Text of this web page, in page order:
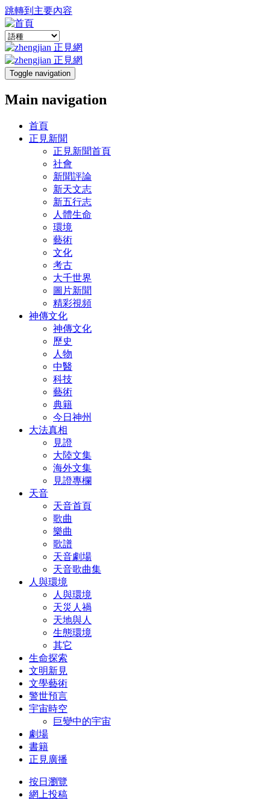
跳轉到主要內容
Toggle navigation
Main navigation
首頁
正見新聞
正見新聞首頁
社會
新聞評論
新天文志
新五行志
人體生命
環境
藝術
文化
考古
大千世界
圖片新聞
精彩視頻
神傳文化
神傳文化
歷史
人物
中醫
科技
藝術
典籍
今日神州
大法真相
見證
大陸文集
海外文集
見證專欄
天音
天音首頁
歌曲
樂曲
歌譜
天音劇場
天音歌曲集
人與環境
人與環境
天災人禍
天地與人
生態環境
其它
生命探索
文明新見
文學藝術
警世預言
宇宙時空
巨變中的宇宙
劇場
書籍
正見廣播
按日瀏覽
網上投稿